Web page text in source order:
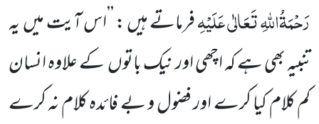
رَحْمَۃُاللّٰہِ تَعَالٰی عَلَیْہِفرماتے ہیں : ’’اس آیت میںیہ
تنبیہ بھی ہے کہ اچھی اور نیک باتوںکے علاوہ انسان
کم کلام کیا کرے اور فضول و بے فائدہ کلام نہ کرے